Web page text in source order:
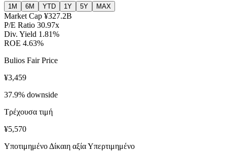
1M 6M YTD 1Y 5Y MAX
Market Cap ¥327.2B
P/E Ratio 30.97x
Div. Yield 1.81%
ROE 4.63%
Bulios Fair Price
¥3,459
37.9% downside
Τρέχουσα τιμή
¥5,570
Υποτιμημένο Δίκαιη αξίαΥπερτιμημένο